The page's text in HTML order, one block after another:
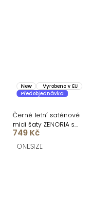
New
Vyrobeno v EU
Předobjednávka
Černé letní saténové
midi šaty ZENORIA s
krajkou
749 Kč
ONESIZE